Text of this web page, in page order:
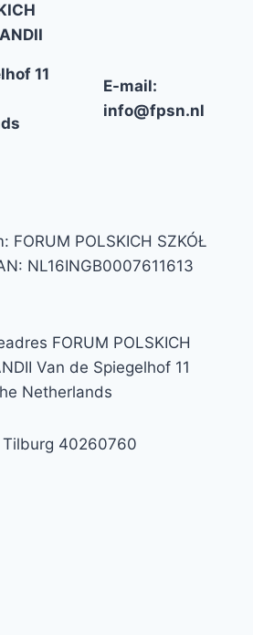
11
E-mail:
info@fpsn.nl
FORUM POLSKICH SZKÓŁ
NL16INGB0007611613
FORUM POLSKICH
Van de Spiegelhof 11
Netherlands
Tilburg 40260760